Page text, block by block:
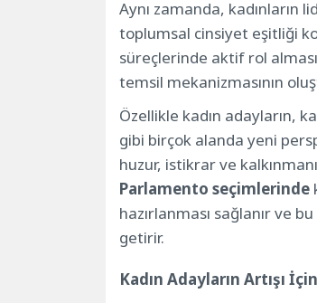
Parlamento Seçimlerinde
Kadın Adayların Artışı
Toplumsal Cinsiyet
Kadın Adayların
Aynı zamanda, kadınların
toplumsal cinsiyet eşitliği
süreçlerinde aktif rol
temsil mekanizmasının
Özellikle kadın adayların,
gibi birçok alanda yeni
huzur, istikrar ve
Parlamento seçimlerinde
hazırlanması sağlanır ve
getirir.
Kadın Adayların Artışı